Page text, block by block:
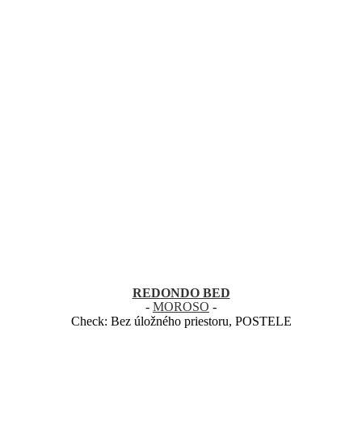
REDONDO BED
- MOROSO -
Check: Bez úložného priestoru, POSTELE